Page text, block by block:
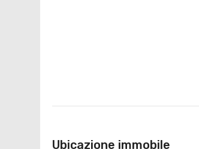
Ubicazione immobile